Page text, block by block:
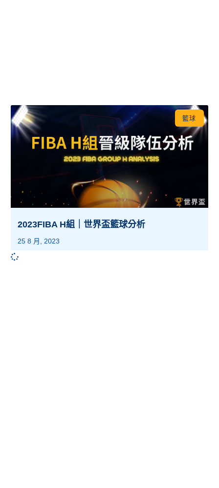
籃球
2023FIBA H組｜世界盃籃球分析
25 8 月, 2023